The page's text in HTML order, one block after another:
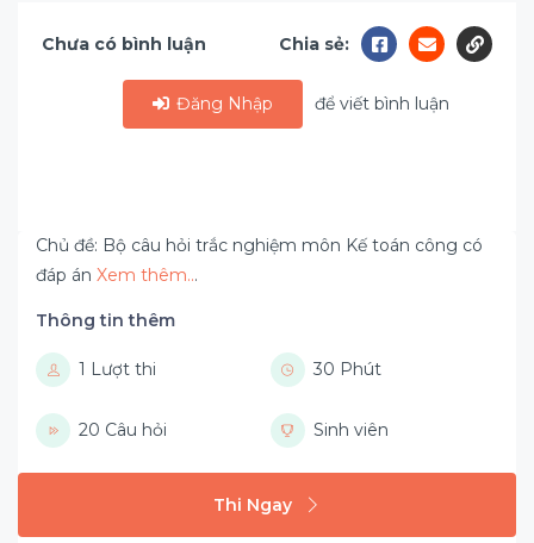
Chưa có bình luận Chia sẻ:
Đăng Nhập để viết bình luận
Chủ đề: Bộ câu hỏi trắc nghiệm môn Kế toán công có
đáp án Xem thêm...
Thông tin thêm
1 Lượt thi 30 Phút
20 Câu hỏi Sinh viên
Thi Ngay